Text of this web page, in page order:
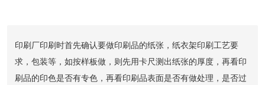
印刷厂印刷时首先确认要做印刷品的纸张，纸衣架印刷工艺要
求，包装等，如按样板做，则先用卡尺测出纸张的厚度，再看印
刷品的印色是否有专色，再看印刷品表面是否有做处理，是否过